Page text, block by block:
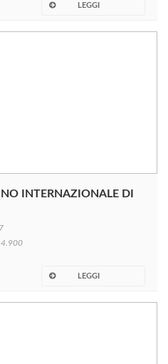
LEGGI
INTERNAZIONALE DI
4.900
LEGGI